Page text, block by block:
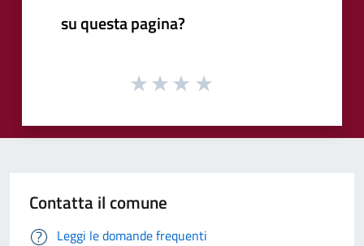
su questa pagina?
Contatta il comune
Leggi le domande frequenti